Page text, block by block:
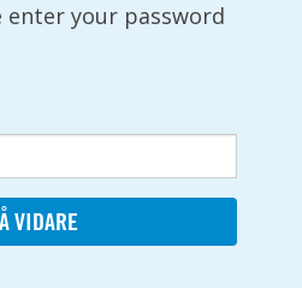
enter your password